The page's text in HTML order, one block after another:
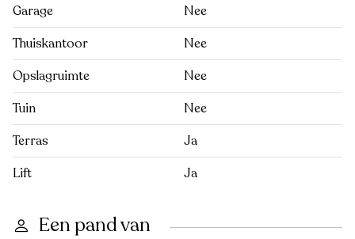
Garage
Nee
Thuiskantoor
Nee
Opslagruimte
Nee
Tuin
Nee
Terras
Ja
Lift
Ja
Een pand van